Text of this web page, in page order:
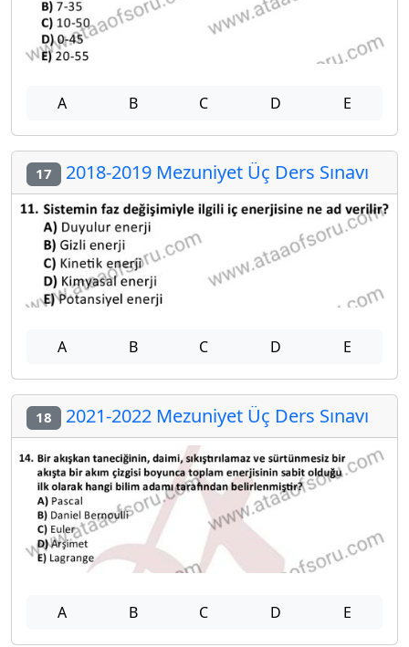
A B C D E
17 2018-2019 Mezuniyet Üç Ders Sınavı
A B C D E
18 2021-2022 Mezuniyet Üç Ders Sınavı
A B C D E